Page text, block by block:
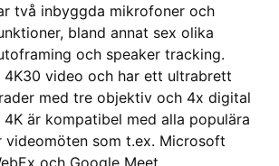
två inbyggda mikrofoner och
bland annat sex olika
och speaker tracking.
4K30 video och har ett ultrabrett
med tre objektiv och 4x digital
är kompatibel med alla populära
som t.ex. Microsoft